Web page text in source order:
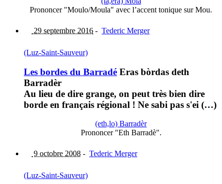
Prononcer "Moulo/Moula" avec l’accent tonique sur Mou.
29 septembre 2016 - Tederic Merger
(Luz-Saint-Sauveur)
Les bordes du Barradé Eras bòrdas deth
Barradèr
Au lieu de dire grange, on peut très bien dire
borde en français régional ! Ne sabi pas s'ei (…)
(eth,lo) Barradèr
Prononcer "Eth Barradè".
9 octobre 2008 - Tederic Merger
(Luz-Saint-Sauveur)